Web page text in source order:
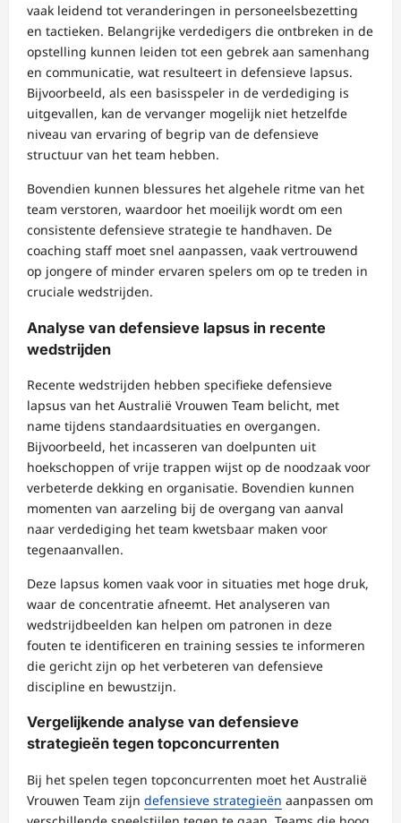
vaak leidend tot veranderingen in personeelsbezetting
en tactieken. Belangrijke verdedigers die ontbreken in de
opstelling kunnen leiden tot een gebrek aan samenhang
en communicatie, wat resulteert in defensieve lapsus.
Bijvoorbeeld, als een basisspeler in de verdediging is
uitgevallen, kan de vervanger mogelijk niet hetzelfde
niveau van ervaring of begrip van de defensieve
structuur van het team hebben.
Bovendien kunnen blessures het algehele ritme van het
team verstoren, waardoor het moeilijk wordt om een
consistente defensieve strategie te handhaven. De
coaching staff moet snel aanpassen, vaak vertrouwend
op jongere of minder ervaren spelers om op te treden in
cruciale wedstrijden.
Analyse van defensieve lapsus in recente
wedstrijden
Recente wedstrijden hebben specifieke defensieve
lapsus van het Australië Vrouwen Team belicht, met
name tijdens standaardsituaties en overgangen.
Bijvoorbeeld, het incasseren van doelpunten uit
hoekschoppen of vrije trappen wijst op de noodzaak voor
verbeterde dekking en organisatie. Bovendien kunnen
momenten van aarzeling bij de overgang van aanval
naar verdediging het team kwetsbaar maken voor
tegenaanvallen.
Deze lapsus komen vaak voor in situaties met hoge druk,
waar de concentratie afneemt. Het analyseren van
wedstrijdbeelden kan helpen om patronen in deze
fouten te identificeren en training sessies te informeren
die gericht zijn op het verbeteren van defensieve
discipline en bewustzijn.
Vergelijkende analyse van defensieve
strategieën tegen topconcurrenten
Bij het spelen tegen topconcurrenten moet het Australië
Vrouwen Team zijn defensieve strategieën aanpassen om